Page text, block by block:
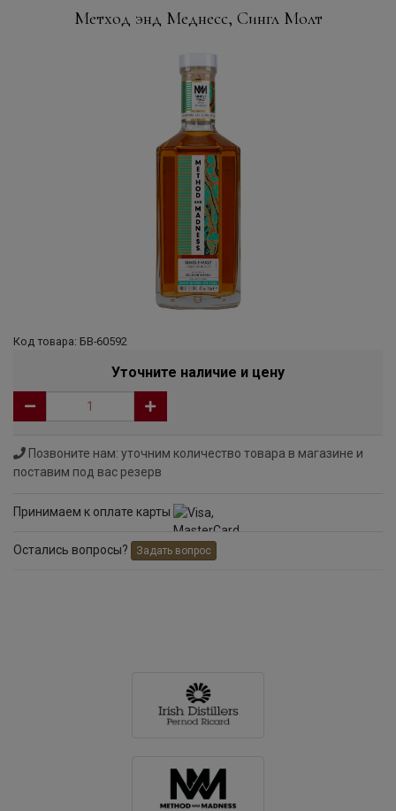
Метход энд Меднесс, Сингл Молт
Код товара: БВ-60592
Уточните наличие и цену
Позвоните нам: уточним количество товара в магазине и
поставим под вас резерв
Принимаем к оплате карты
Остались вопросы? Задать вопрос